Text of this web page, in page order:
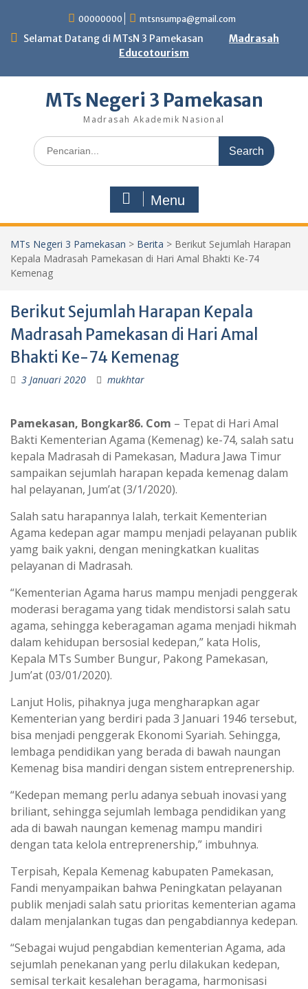
content
00000000 mtsnsumpa@gmail.com
Selamat Datang di MTsN 3 Pamekasan
Madrasah
Educotourism
MTs Negeri 3 Pamekasan
Madrasah Akademik Nasional
Search
for:
Menu
MTs Negeri 3 Pamekasan > Berita > Berikut Sejumlah Harapan
Kepala Madrasah Pamekasan di Hari Amal Bhakti Ke-74
Kemenag
Berikut Sejumlah Harapan Kepala
Madrasah Pamekasan di Hari Amal
Bhakti Ke-74 Kemenag
3 Januari 2020 mukhtar
Pamekasan, Bongkar86. Com – Tepat di Hari Amal
Bakti Kementerian Agama (Kemenag) ke-74, salah satu
kepala Madrasah di Pamekasan, Madura Jawa Timur
sampaikan sejumlah harapan kepada kemenag dalam
hal pelayanan, Jum’at (3/1/2020).
Salah satu harapannya Ialah, terkait Kementerian
Agama kedepan agar mampu menjadi pelayanan publik
yamg baik yakni, dengan meningkatkan kualitas
pelayanan di Madrasah.
“Kementerian Agama harus mampu menjadi penggerak
moderasi beragama yang tidak mendistorsi salah satu
agama, sehingga keberagaman agama menjadi hikmah
dalam kehidupan bersosial kedepan,” kata Holis,
Kepala MTs Sumber Bungur, Pakong Pamekasan,
Jum’at (03/01/2020).
Lanjut Holis, pihaknya juga mengharapkan agar
Kementerian yang berdiri pada 3 Januari 1946 tersebut,
bisa menjadi penggerak Ekonomi Syariah. Sehingga,
lembaga pendidikan yang berada di bawah naungan
Kemenag bisa mandiri dengan sistem entreprenership.
“Kedepan memang perlu adanya sebuah inovasi yang
briliant, sehingga sejumlah lembaga pendidikan yang
ada di bawah naungan kemenag mampu mandiri
dengan tata kelola entreprenership,” imbuhnya.
Terpisah, Kepala Kemenag kabupaten Pamekasan,
Fandi menyampaikan bahwa Peningkatan pelayanan
publik menjadi salah satu prioritas kementerian agama
dalam menjalankan tugas dan pengabdiannya kedepan.
“Sebagai wujud pengabdian kementerian Agama, ada
sejumlah penekanan yang perlu dilakukan kedepan,
semisal terkait kesalehan beragama, harmonisasi